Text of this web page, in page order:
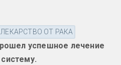
ЛЕКАРСТВО ОТ РАКА
успешное лечение